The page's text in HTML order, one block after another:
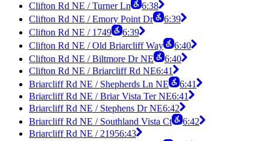
Clifton Rd NE / Turner Ln
6:38
Clifton Rd NE / Emory Point Dr
6:39
Clifton Rd NE / 1749
6:39
Clifton Rd NE / Old Briarcliff Way
6:40
Clifton Rd NE / Biltmore Dr NE
6:40
Clifton Rd NE / Briarcliff Rd NE6:41
Briarcliff Rd NE / Shepherds Ln NE
6:41
Briarcliff Rd NE / Briar Vista Ter NE6:41
Briarcliff Rd NE / Stephens Dr NE6:42
Briarcliff Rd NE / Southland Vista Ct
6:42
Briarcliff Rd NE / 21956:43